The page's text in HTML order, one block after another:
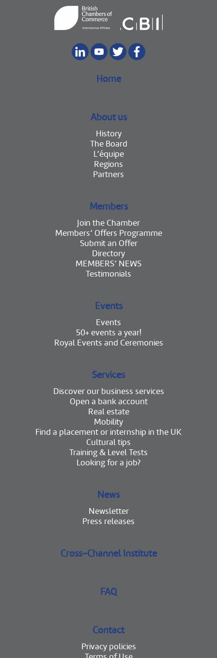
Home
About us
History
The Board
L’équipe
Regions
Partners
Members
Join the Chamber
Members’ Offers Programme
Submit an Offer
Directory
MEMBERS’ NEWS
Testimonials
Events
Events
50+ events a year!
Royal Events and Ceremonies
Services
Discover our business services
Open a bank account
Real estate
Mobility
Find a placement or internship in the UK
Cultural tips
Training & Level Tests
Looking for a job?
News
Newsletter
Press releases
Cross-Channel Institute
FAQ
Contact
Privacy policies